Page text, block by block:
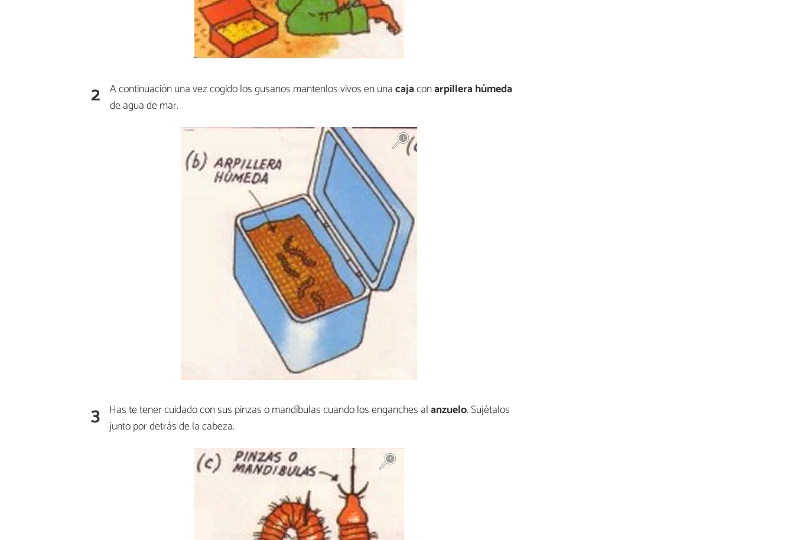
2 A continuación una vez cogido los gusanos mantenlos vivos en unacajaconarpillera húmeda
de agua de mar.
3 Has te tener cuidado con sus pinzas o mandíbulas cuando los enganches alanzuelo. Sujétalos
junto por detrás de la cabeza.